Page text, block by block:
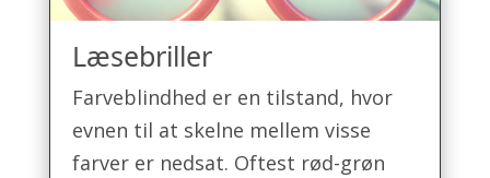
Læsebriller
Farveblindhed er en tilstand, hvor
evnen til at skelne mellem visse
farver er nedsat. Oftest rød-grøn